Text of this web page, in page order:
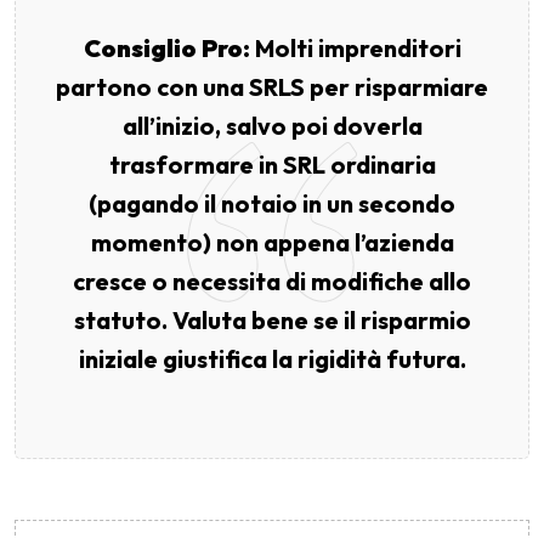
Consiglio Pro: Molti imprenditori
partono con una SRLS per risparmiare
all’inizio, salvo poi doverla
trasformare in SRL ordinaria
(pagando il notaio in un secondo
momento) non appena l’azienda
cresce o necessita di modifiche allo
statuto. Valuta bene se il risparmio
iniziale giustifica la rigidità futura.